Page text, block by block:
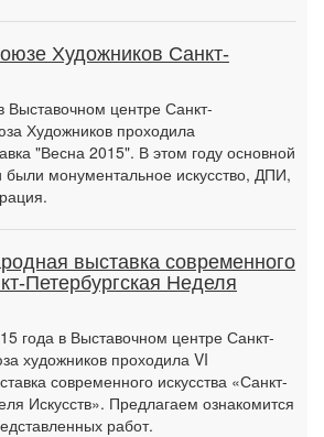
Художников Санкт-
Выставочном центре Санкт-
Художников проходила
"Весна 2015". В этом году основной
были монументальное искусство, ДПИ,
выставка современного
Петербургская Неделя
года в Выставочном центре Санкт-
художников проходила VI
современного искусства «Санкт-
Искусств». Предлагаем ознакомится
работ.